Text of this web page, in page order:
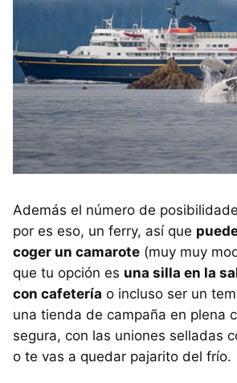
Además el número de
por es eso, un ferry, así que
coger un camarote (muy muy
que tu opción es una silla en la
con cafetería o incluso ser un
una tienda de campaña en plena
segura, con las uniones selladas
o te vas a quedar pajarito del frío.